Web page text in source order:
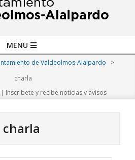
MENU
de Valdeolmos-Alalpardo
>
charla
Inscríbete y recibe noticias y avisos
charla